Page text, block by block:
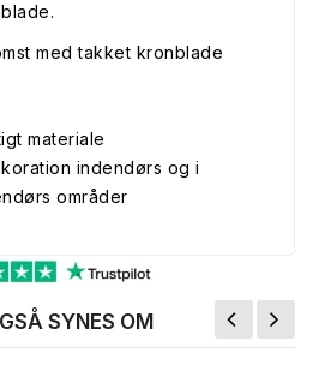
med takket kronblade
materiale
indendørs og i
områder
SYNES OM